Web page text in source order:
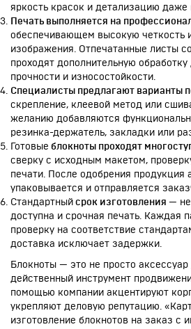
яркость красок и детализацию
Печать выполняется на
обеспечивающем высокую четкость
изображения. Отпечатанные листы
проходят дополнительную
прочности и износостойкости.
Специалисты предлагают варианты
скрепление, клеевой метод или
желанию добавляются
резинка-держатель, закладки или
Готовые блокноты проходят
сверку с исходным макетом,
печати. После одобрения продукция
упаковывается и отправляется
Стандартный срок изготовления —
доступна и срочная печать. Каждая
проверку на соответствие
доставка исключает задержки.
Блокноты — это не просто
действенный инструмент
помощью компании акцентируют
укрепляют деловую репутацию.
изготовление блокнотов на заказ с